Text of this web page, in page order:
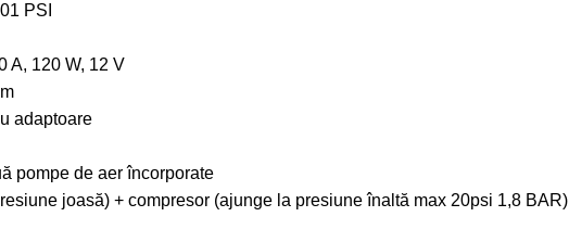
PSI
A, 120 W, 12 V
adaptoare
pompe de aer încorporate
joasă) + compresor (ajunge la presiune înaltă max 20psi 1,8 BAR)